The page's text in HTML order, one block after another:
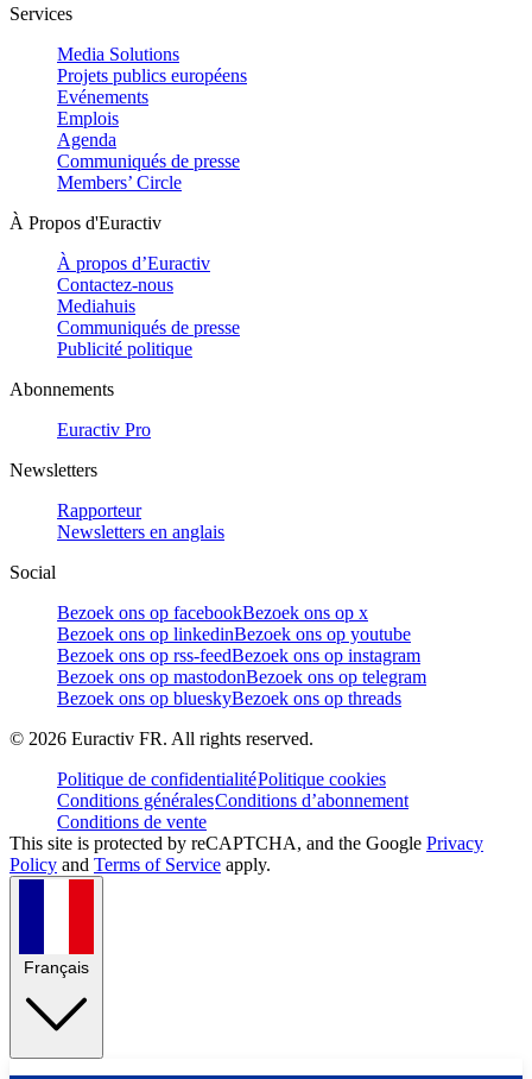
Services
Media Solutions
Projets publics européens
Evénements
Emplois
Agenda
Communiqués de presse
Members’ Circle
À Propos d'Euractiv
À propos d’Euractiv
Contactez-nous
Mediahuis
Communiqués de presse
Publicité politique
Abonnements
Euractiv Pro
Newsletters
Rapporteur
Newsletters en anglais
Social
Bezoek ons op facebookBezoek ons op x
Bezoek ons op linkedinBezoek ons op youtube
Bezoek ons op rss-feedBezoek ons op instagram
Bezoek ons op mastodonBezoek ons op telegram
Bezoek ons op blueskyBezoek ons op threads
© 2026 Euractiv FR. All rights reserved.
Politique de confidentialitéPolitique cookies
Conditions généralesConditions d’abonnement
Conditions de vente
This site is protected by reCAPTCHA, and the Google Privacy
Policy and Terms of Service apply.
Français